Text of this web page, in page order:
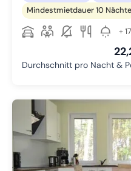
Mindestmietdauer 10 Nächte
+
Durchschnitt pro Nacht &